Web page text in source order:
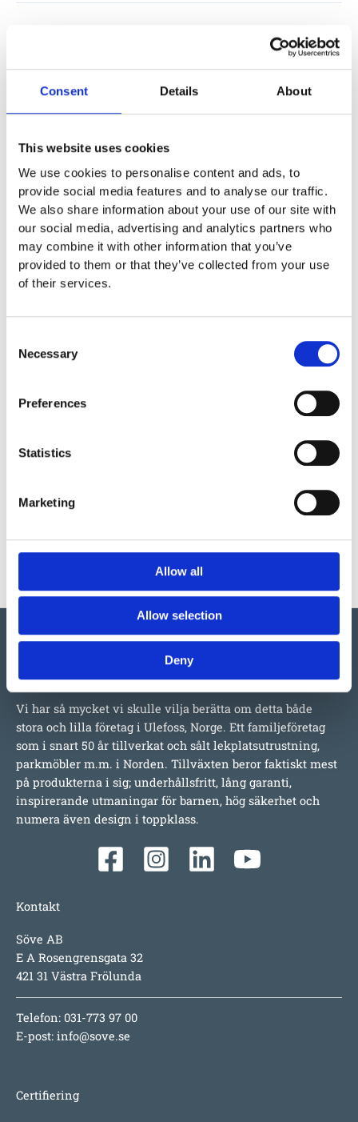
Consent Details About
This website uses cookies
We use cookies to personalise content and ads, to
provide social media features and to analyse our traffic.
We also share information about your use of our site with
our social media, advertising and analytics partners who
may combine it with other information that you’ve
provided to them or that they’ve collected from your use
of their services.
Selection
Necessary
Preferences
Statistics
Marketing
Allow all
Allow selection
Deny
0,95 m
3,04 x 1,95 m
2 – 6 år
Monteringstid
Material
Skötsel
Garantivillkor
Produktens utseende kan avvika mot de bilder som visas
Vi har så mycket vi skulle vilja berätta om detta både
stora och lilla företag i Ulefoss, Norge. Ett familjeföretag
som i snart 50 år tillverkat och sålt lekplatsutrustning,
parkmöbler m.m. i Norden. Tillväxten beror faktiskt mest
på produkterna i sig; underhållsfritt, lång garanti,
inspirerande utmaningar för barnen, hög säkerhet och
numera även design i toppklass.
Kontakt
Söve AB
E A Rosengrensgata 32
421 31 Västra Frölunda
Telefon: 031-773 97 00
E-post: info@sove.se
Certifiering